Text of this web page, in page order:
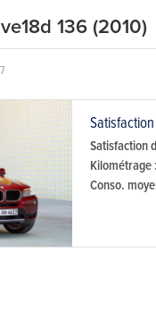
136 (2010)
Satisfaction
Kilométrage :
Conso.